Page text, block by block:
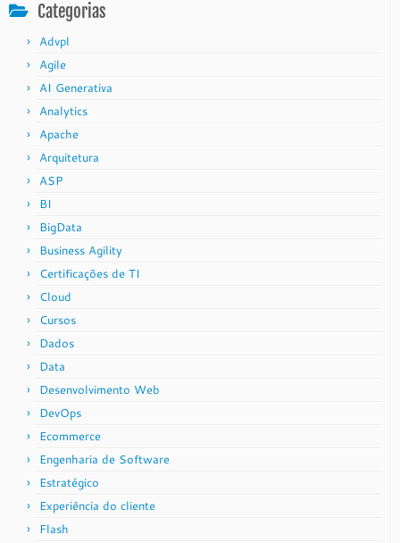
Categorias
Advpl
Agile
AI Generativa
Analytics
Apache
Arquitetura
ASP
BI
BigData
Business Agility
Certificações de TI
Cloud
Cursos
Dados
Data
Desenvolvimento Web
DevOps
Ecommerce
Engenharia de Software
Estratégico
Experiência do cliente
Flash